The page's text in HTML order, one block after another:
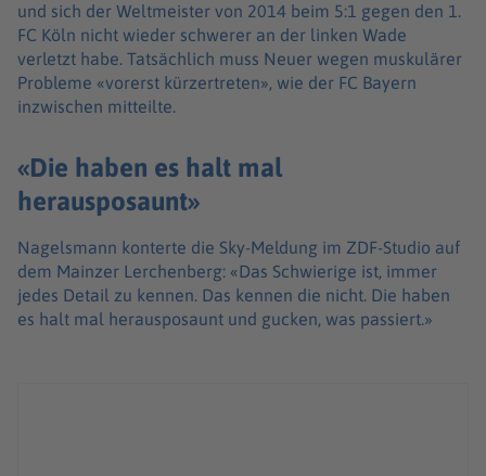
und sich der Weltmeister von 2014 beim 5:1 gegen den 1.
FC Köln nicht wieder schwerer an der linken Wade
verletzt habe. Tatsächlich muss Neuer wegen muskulärer
Probleme «vorerst kürzertreten», wie der FC Bayern
inzwischen mitteilte.
«Die haben es halt mal
herausposaunt»
Nagelsmann konterte die Sky-Meldung im ZDF-Studio auf
dem Mainzer Lerchenberg: «Das Schwierige ist, immer
jedes Detail zu kennen. Das kennen die nicht. Die haben
es halt mal herausposaunt und gucken, was passiert.»